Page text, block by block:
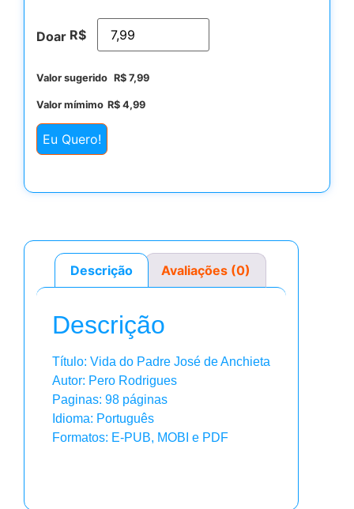
Doar R$
Valor sugerido R$ 7,99
Valor mímimo R$ 4,99
Eu Quero!
Descrição Avaliações (0)
Descrição
Título: Vida do Padre José de Anchieta
Autor: Pero Rodrigues
Paginas: 98 páginas
Idioma: Português
Formatos: E-PUB, MOBI e PDF